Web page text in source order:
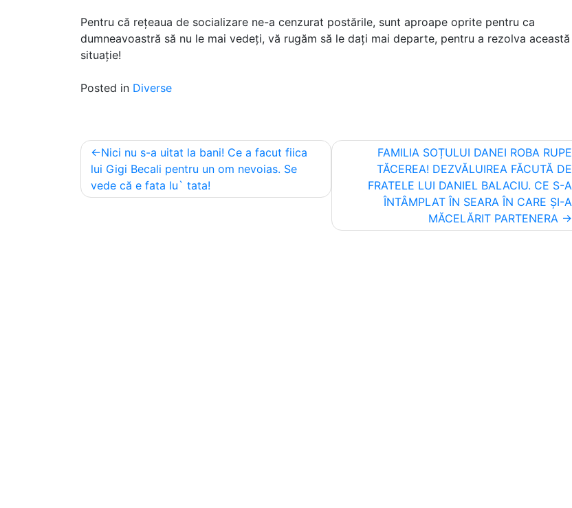
Pentru că rețeaua de socializare ne-a cenzurat postările, sunt aproape oprite pentru ca
dumneavoastră să nu le mai vedeți, vă rugăm să le dați mai departe, pentru a rezolva această
situație!
Posted in Diverse
Post
navigation
Nici nu s-a uitat la bani! Ce a facut fiica
lui Gigi Becali pentru un om nevoias. Se
vede că e fata lu` tata!
FAMILIA SOȚULUI DANEI ROBA RUPE
TĂCEREA! DEZVĂLUIREA FĂCUTĂ DE
FRATELE LUI DANIEL BALACIU. CE S-A
ÎNTÂMPLAT ÎN SEARA ÎN CARE ȘI-A
MĂCELĂRIT PARTENERA